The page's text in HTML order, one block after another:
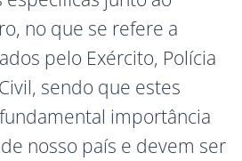
no que se refere a
pelo Exército, Polícia
sendo que estes
importância
nosso país e devem ser